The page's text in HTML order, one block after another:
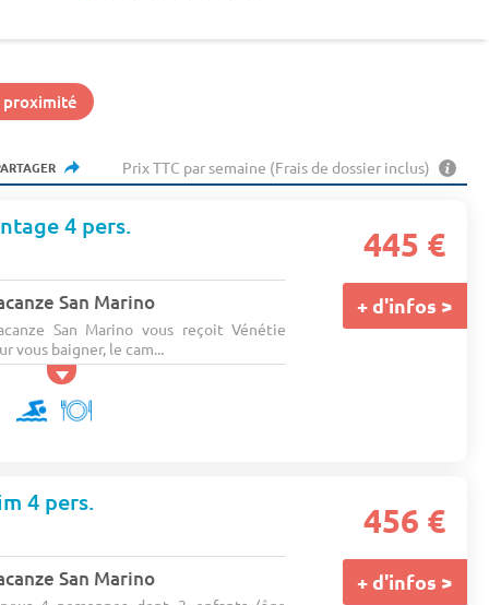
proximité
Prix TTC par semaine (Frais de dossier inclus)
4 pers.
San Marino
San Marino vous reçoit Vénétie
vous baigner, le cam...
445 €
+ d'infos >
4 pers.
San Marino
456 €
+ d'infos >